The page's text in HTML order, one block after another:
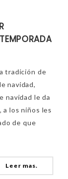
tradición de
navidad,
navidad le da
a los niños les
de que
Leer mas.